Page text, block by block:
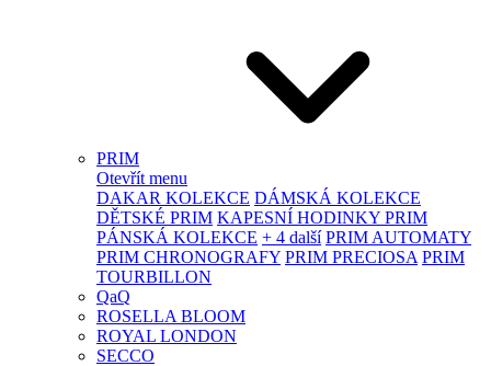
PRIM
Otevřít menu
DAKAR KOLEKCE DÁMSKÁ KOLEKCE
DĚTSKÉ PRIM KAPESNÍ HODINKY PRIM
PÁNSKÁ KOLEKCE + 4 další PRIM AUTOMATY
PRIM CHRONOGRAFY PRIM PRECIOSA PRIM
TOURBILLON
QaQ
ROSELLA BLOOM
ROYAL LONDON
SECCO